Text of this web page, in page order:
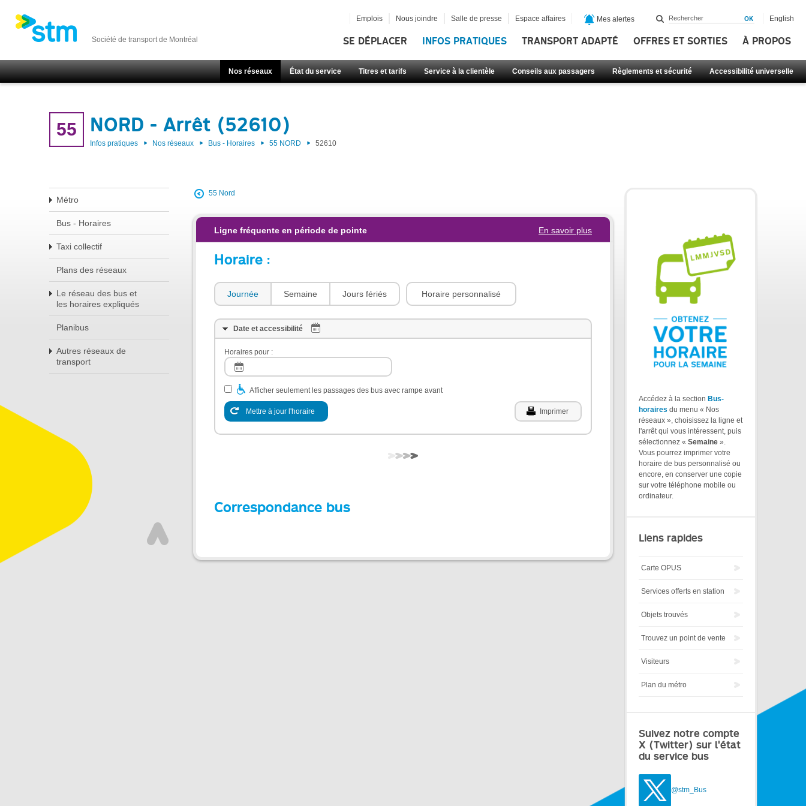
Société de transport de Montréal SE DÉPLACER INFOS PRATIQUES TRANSPORT ADAPTÉ OFFRES ET SORTIES À PROPOS
Nos réseaux État du service Titres et tarifs Service à la clientèle Conseils aux passagers Règlements et sécurité Accessibilité universelle
Emplois Nous joindre Salle de presse Espace affaires Mes alertes English
55 NORD - Arrêt (52610)
Infos pratiques Nos réseaux Bus - Horaires 55 NORD 52610
Métro
Bus - Horaires
Taxi collectif
Plans des réseaux
Le réseau des bus et
les horaires expliqués
Planibus
Autres réseaux de
transport
55 Nord
Ligne fréquente en période de pointe En savoir plus
Horaire :
Journée Semaine Jours fériés Horaire personnalisé
Date et accessibilité
Horaires pour :
Afficher seulement les passages des bus avec rampe avant
Mettre à jour l'horaire Imprimer
Correspondance bus
Accédez à la section Bus-
horaires du menu « Nos
réseaux », choisissez la ligne et
l'arrêt qui vous intéressent, puis
sélectionnez « Semaine ».
Vous pourrez imprimer votre
horaire de bus personnalisé ou
encore, en conserver une copie
sur votre téléphone mobile ou
ordinateur.
Liens rapides
Carte OPUS
Services offerts en station
Objets trouvés
Trouvez un point de vente
Visiteurs
Plan du métro
Suivez notre compte
X (Twitter) sur l'état
du service bus
@stm_Bus